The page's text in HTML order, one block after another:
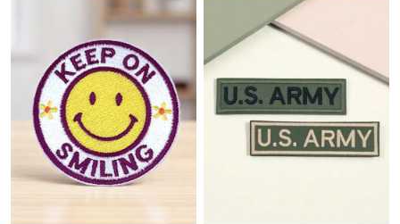
(22)
Afficher
résultats